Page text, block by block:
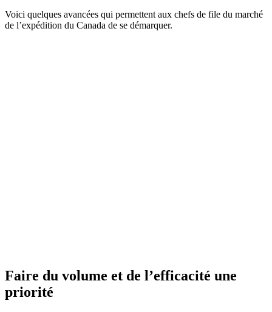
Voici quelques avancées qui permettent aux chefs de file du marché
de l’expédition du Canada de se démarquer.
Faire du volume et de l’efficacité une
priorité